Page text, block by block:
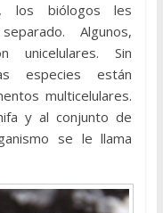
los biólogos les
Algunos,
unicelulares. Sin
especies están
multicelulares.
y al conjunto de
se le llama